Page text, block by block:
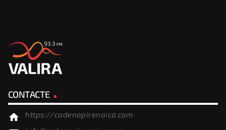
CONTACTE
home https://cadenapirenaica.com